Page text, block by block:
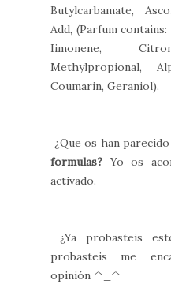
Butylcarbamate,
Add, (Parfum
Iimonene,
Methylpropional,
Coumarin, Geraniol).
¿Que os han
formulas?Yo os
activado.
¿Ya probasteis
probasteis me
opinión ^_^